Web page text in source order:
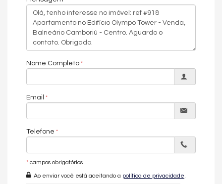
Sala de Jantar
Sacada Integrada
Lavabo
Churrasqueira
Piso Laminado
Infra para Ar Split
Andar Alto
Fechadura Eletrônica
Sala de Jogos
Salão de Festas
Portaria 24h
Medidores Individuais
Nome Completo
Email
Telefone
* campos obrigatórios
Ao enviar você está aceitando a política de privacidade